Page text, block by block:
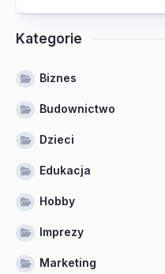
Kategorie
Biznes
Budownictwo
Dzieci
Edukacja
Hobby
Imprezy
Marketing